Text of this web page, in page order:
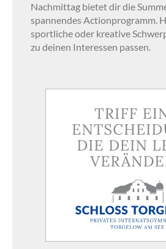
Nachmittag bietet dir die
spannendes Actionprogramm.
sportliche oder kreative
zu deinen Interessen passen.